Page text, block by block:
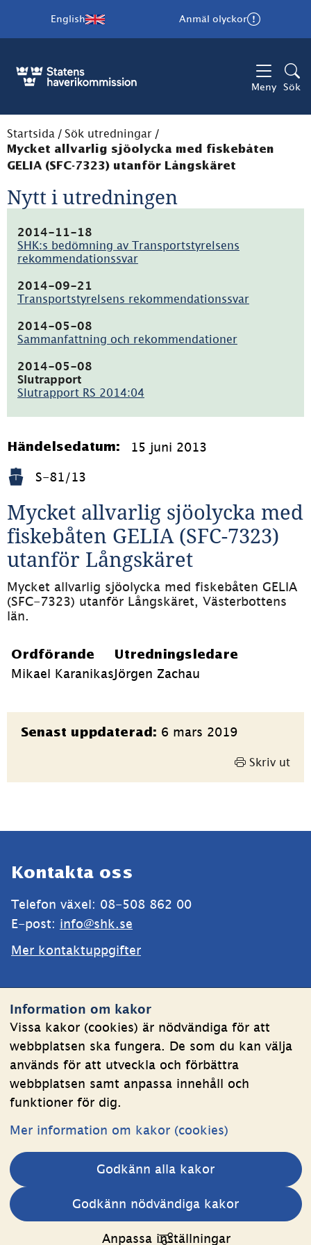
Information om kakor
Vissa kakor (cookies) är nödvändiga för att
webbplatsen ska fungera. De som du kan välja
används för att utveckla och förbättra
webbplatsen samt anpassa innehåll och
funktioner för dig.
Mer information om kakor (cookies)
Godkänn alla kakor
Godkänn nödvändiga kakor
Anpassa inställningar
English Anmäl olyckor
Meny Sök
Startsida / Sök utredningar /
Mycket allvarlig sjöolycka med fiskebåten
GELIA (SFC-7323) utanför Långskäret
Nytt i utredningen
2014-11-18
SHK:s bedömning av Transportstyrelsens
rekommendationssvar
240.2kB)
2014-09-21
Transportstyrelsens rekommendationssvar
89.6kB)
2014-05-08
Sammanfattning och rekommendationer
66.8kB)
2014-05-08
Slutrapport
Slutrapport RS 2014:04
1.1MB)
Händelsedatum: 15 juni 2013
S-81/13
Mycket allvarlig sjöolycka med
fiskebåten GELIA (SFC-7323)
utanför Långskäret
Mycket allvarlig sjöolycka med fiskebåten GELIA
(SFC-7323) utanför Långskäret, Västerbottens
län.
Ordförande
Mikael Karanikas
Utredningsledare
Jörgen Zachau
Sidinformation
Senast uppdaterad: 6 mars 2019
Skriv ut
Kontakta oss
Telefon växel: 08-508 862 00
E-post: info@shk.se
Mer kontaktuppgifter
Om kakor
Behandling av personuppgifter
Tillgänglighetsredogörelse
Följ oss
LinkedIn
(länk
webbplats,
Andra webbplatser
Länk till annan webbplats.